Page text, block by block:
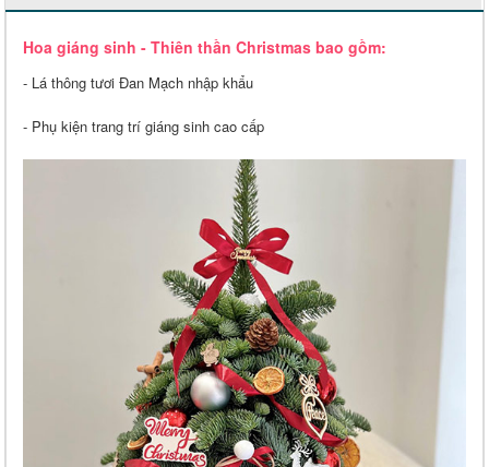
Hoa giáng sinh - Thiên thần Christmas bao gồm:
- Lá thông tươi Đan Mạch nhập khẩu
- Phụ kiện trang trí giáng sinh cao cấp